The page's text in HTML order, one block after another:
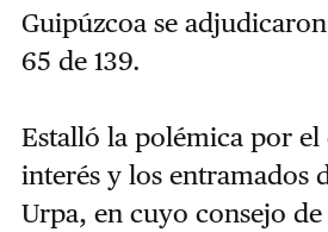
Guipúzcoa se
65 de 139.
Estalló la polémica por
interés y los entramados
Urpa, en cuyo consejo